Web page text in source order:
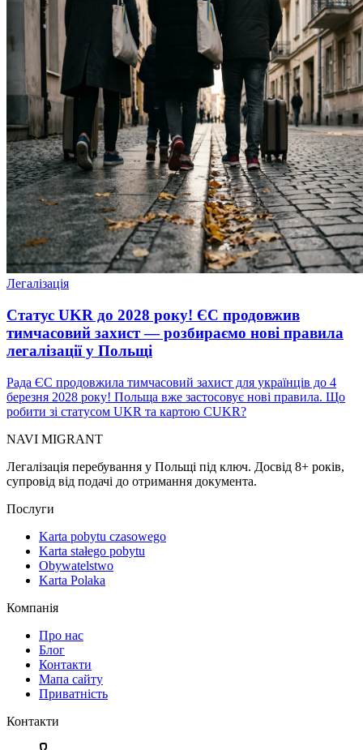
Легалізація
Статус UKR до 2028 року! ЄС продовжив
тимчасовий захист — розбираємо нові правила
легалізації у Польщі
Рада ЄС продовжила тимчасовий захист для українців до 4
березня 2028 року! Польща вже застосовує нові правила. Що
робити зі статусом UKR та картою CUKR?
NAVI MIGRANT
Легалізація перебування у Польщі під ключ. Досвід 8+ років,
супровід від подачі до отримання документа.
Послуги
Karta pobytu czasowego
Karta stałego pobytu
Obywatelstwo
Karta Polaka
Компанія
Про нас
Блог
Контакти
Мапа сайту
Приватність
Контакти